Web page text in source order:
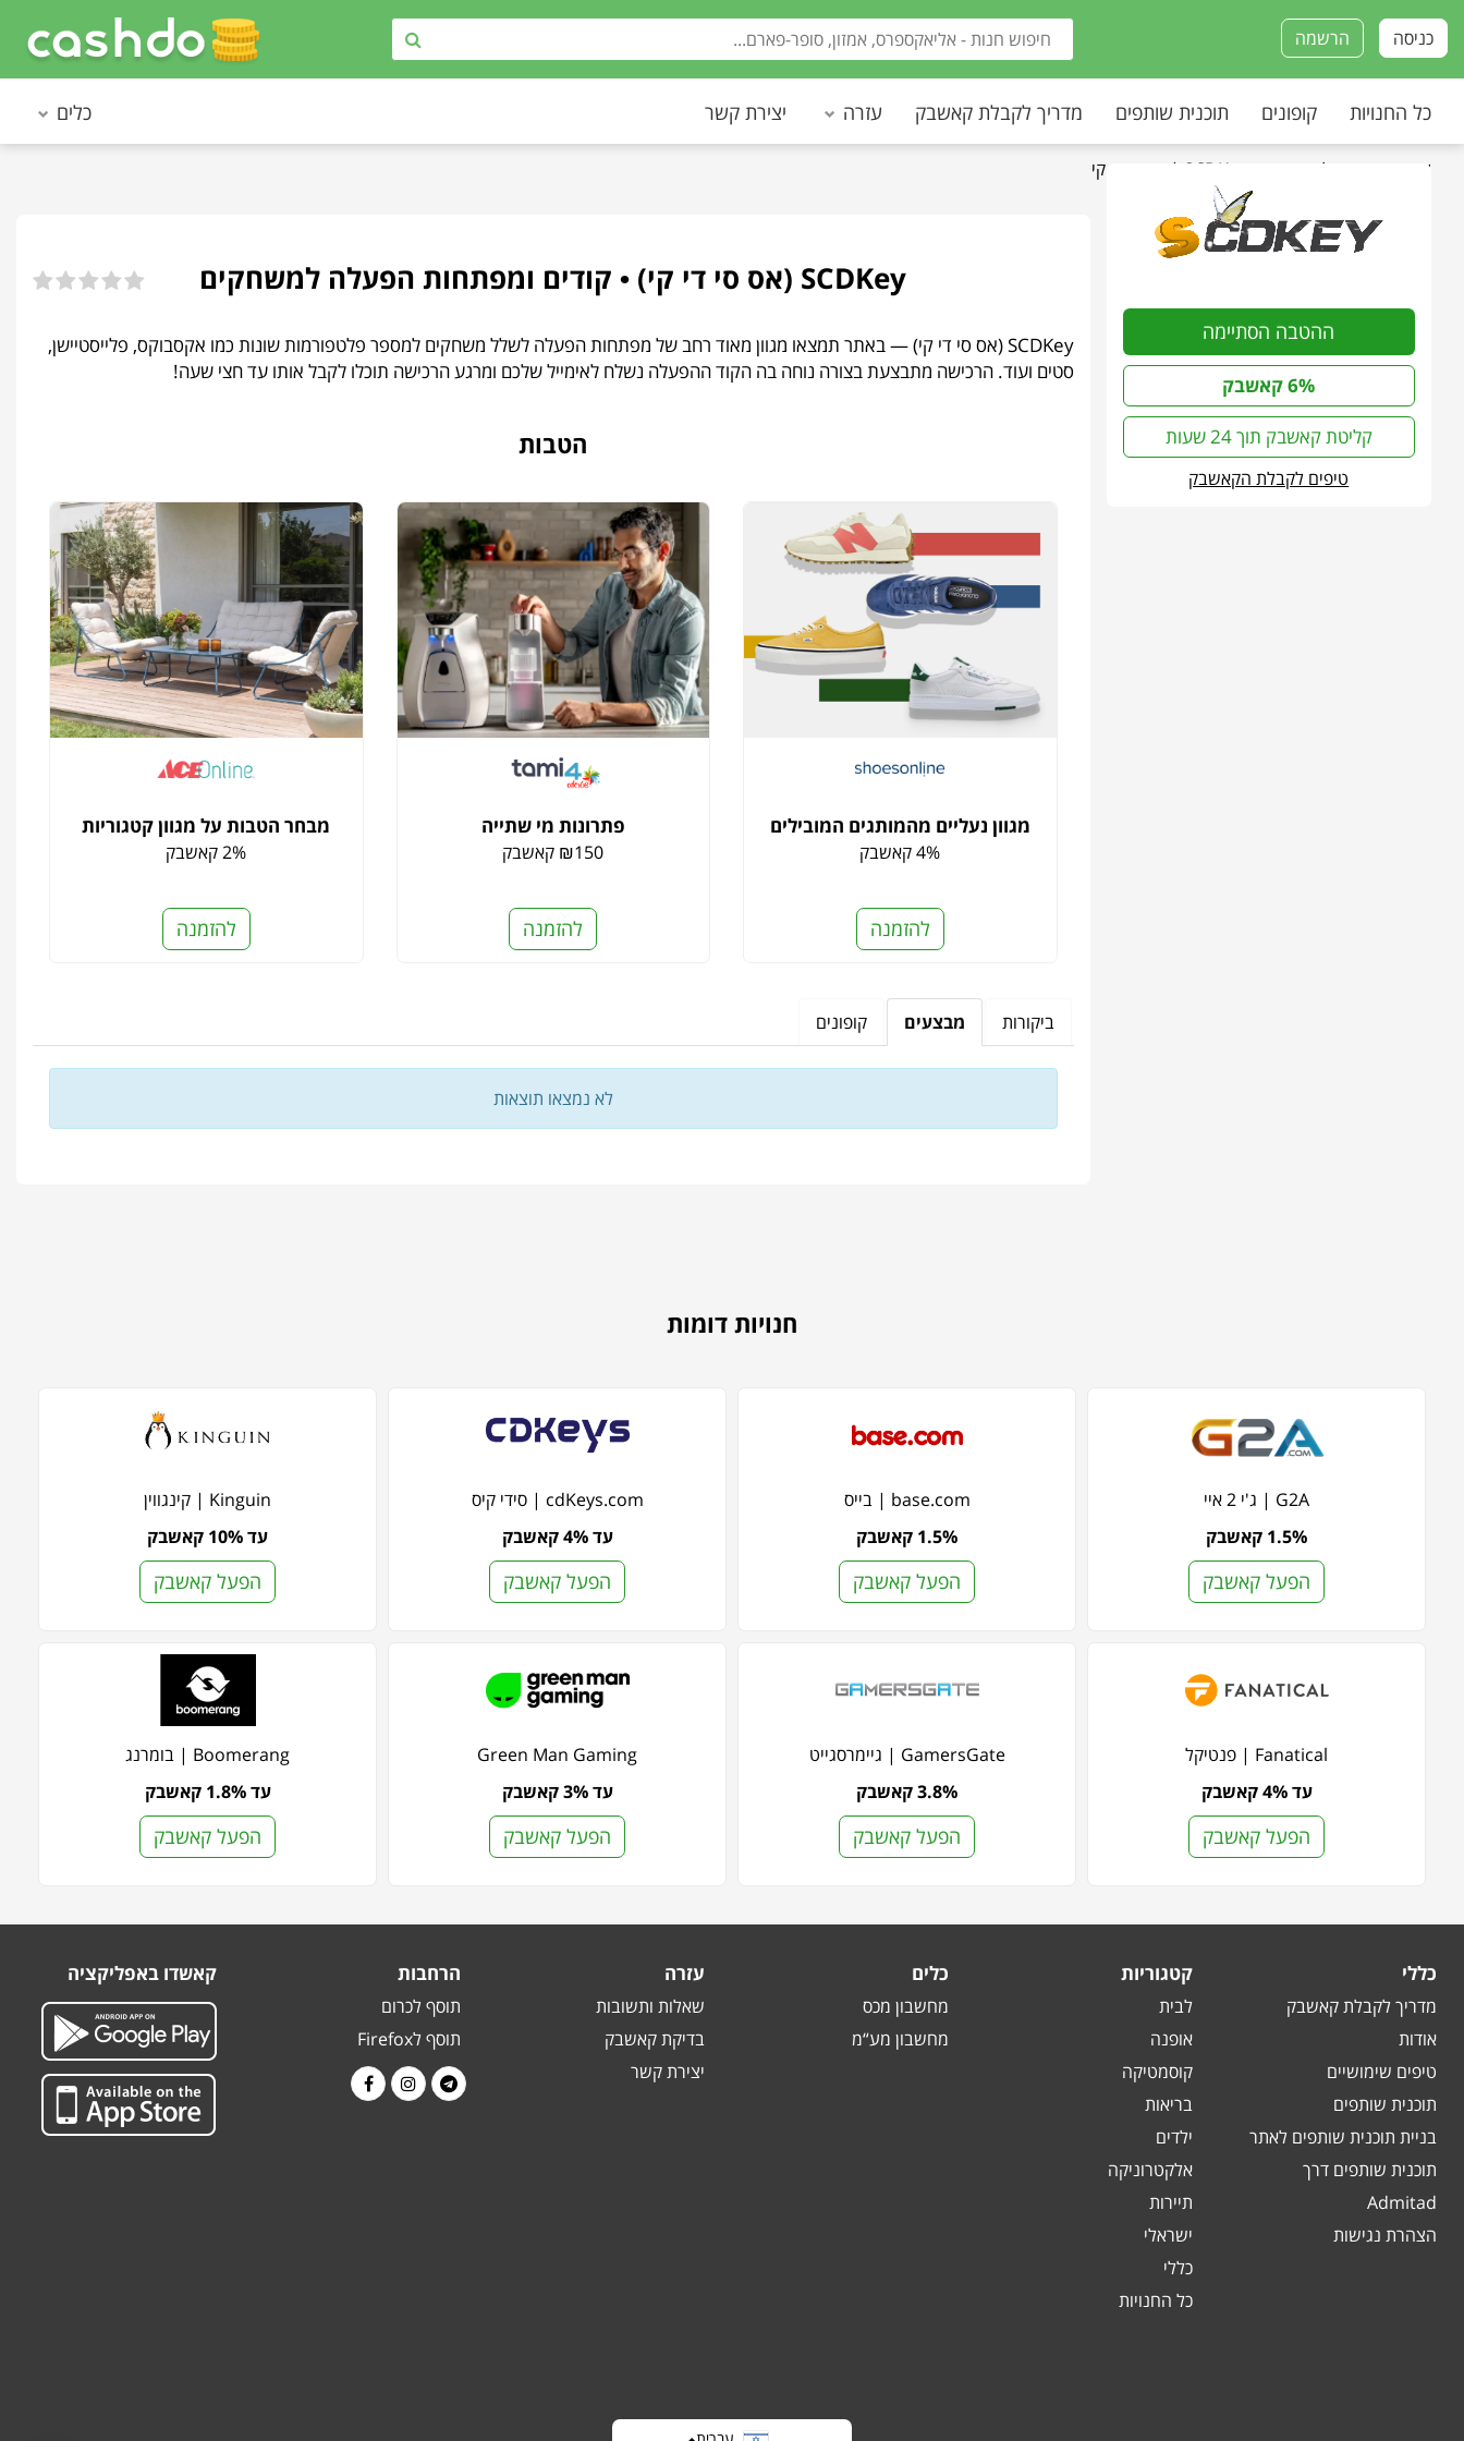
הרשמה כניסה
כל החנויות קופונים תוכנית שותפים מדריך לקבלת קאשבק עזרה יצירת קשר כלים
עמוד הבית כל החנויות SCDKey | אס סי די קי
ההטבה הסתיימה
6% קאשבק
קליטת קאשבק תוך 24 שעות
טיפים לקבלת הקאשבק
SCDKey (אס סי די קי) • קודים ומפתחות הפעלה למשחקים
SCDKey (אס סי די קי) — באתר תמצאו מגוון מאוד רחב של מפתחות הפעלה לשלל משחקים למספר פלטפורמות שונות כמו אקסבוקס, פלייסטיישן,
סטים ועוד. הרכישה מתבצעת בצורה נוחה בה הקוד ההפעלה נשלח לאימייל שלכם ומרגע הרכישה תוכלו לקבל אותו עד חצי שעה!
הטבות
מגוון נעליים מהמותגים המובילים
4% קאשבק
להזמנה
פתרונות מי שתייה
₪150 קאשבק
להזמנה
מבחר הטבות על מגוון קטגוריות
2% קאשבק
להזמנה
ביקורות מבצעים קופונים
לא נמצאו תוצאות
חנויות דומות
G2A | ג'י 2 איי
1.5% קאשבק
הפעל קאשבק
base.com | בייס
1.5% קאשבק
הפעל קאשבק
cdKeys.com | סידי קיס
עד 4% קאשבק
הפעל קאשבק
Kinguin | קינגווין
עד 10% קאשבק
הפעל קאשבק
Fanatical | פנטיקל
עד 4% קאשבק
הפעל קאשבק
GamersGate | גיימרסגייט
3.8% קאשבק
הפעל קאשבק
Green Man Gaming
עד 3% קאשבק
הפעל קאשבק
Boomerang | בומרנג
עד 1.8% קאשבק
הפעל קאשבק
כללי
מדריך לקבלת קאשבק
אודות
טיפים שימושיים
תוכנית שותפים
בניית תוכנית שותפים לאתר
תוכנית שותפים דרך
Admitad
הצהרת נגישות
קטגוריות
לבית
אופנה
קוסמטיקה
בריאות
ילדים
אלקטרוניקה
תיירות
ישראלי
כללי
כל החנויות
כלים
מחשבון מכס
מחשבון מע“מ
עזרה
שאלות ותשובות
בדיקת קאשבק
יצירת קשר
הרחבות
תוסף לכרום
תוסף לFirefox
קאשדו באפליקציה